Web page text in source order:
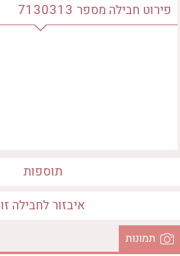
טיפולי קוסמטיקה
סאונה יבשה
סוויטה
אישור טווח מחירים
פירוט חבילה מספר 7130313
תוספות
איבזור לחבילה זו
תמונות